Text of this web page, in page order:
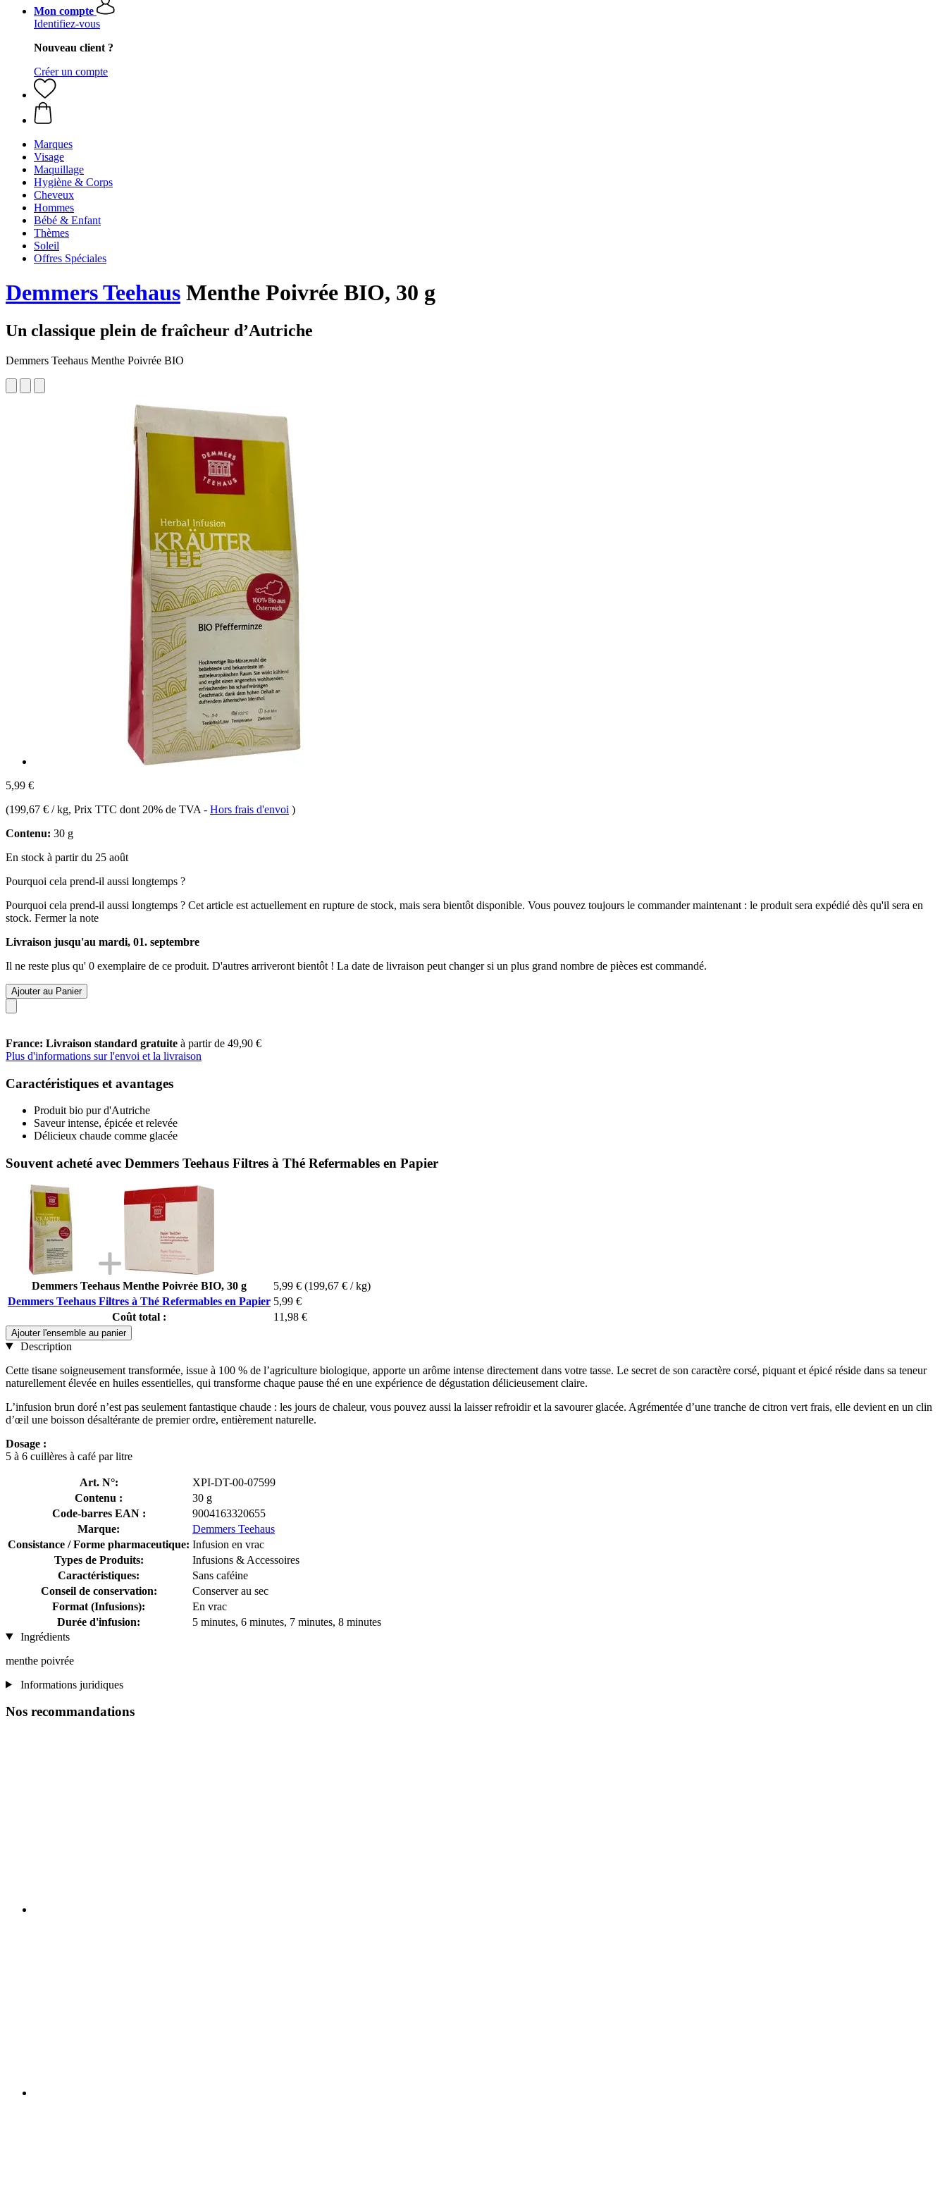
Mon compte
Identifiez-vous
Nouveau client ?
Créer un compte
Marques
Visage
Maquillage
Hygiène & Corps
Cheveux
Hommes
Bébé & Enfant
Thèmes
Soleil
Offres Spéciales
Demmers Teehaus Menthe Poivrée BIO, 30 g
Un classique plein de fraîcheur d’Autriche
Demmers Teehaus Menthe Poivrée BIO
5,99 €
(199,67 € / kg, Prix TTC dont 20% de TVA - Hors frais d'envoi )
Contenu: 30 g
En stock à partir du 25 août
Pourquoi cela prend-il aussi longtemps ?
Pourquoi cela prend-il aussi longtemps ? Cet article est actuellement en rupture de stock, mais sera bientôt disponible. Vous pouvez toujours le commander maintenant : le produit sera expédié dès qu'il sera en
stock. Fermer la note
Livraison jusqu'au mardi, 01. septembre
Il ne reste plus qu' 0 exemplaire de ce produit. D'autres arriveront bientôt ! La date de livraison peut changer si un plus grand nombre de pièces est commandé.
Ajouter au Panier
France: Livraison standard gratuite à partir de 49,90 €
Plus d'informations sur l'envoi et la livraison
Caractéristiques et avantages
Produit bio pur d'Autriche
Saveur intense, épicée et relevée
Délicieux chaude comme glacée
Souvent acheté avec Demmers Teehaus Filtres à Thé Refermables en Papier
Demmers Teehaus Menthe Poivrée BIO, 30 g 5,99 € (199,67 € / kg)
Demmers Teehaus Filtres à Thé Refermables en Papier 5,99 €
Coût total :
11,98 €
Ajouter l'ensemble au panier
Description
Cette tisane soigneusement transformée, issue à 100 % de l’agriculture biologique, apporte un arôme intense directement dans votre tasse. Le secret de son caractère corsé, piquant et épicé réside dans sa teneur
naturellement élevée en huiles essentielles, qui transforme chaque pause thé en une expérience de dégustation délicieusement claire.
L’infusion brun doré n’est pas seulement fantastique chaude : les jours de chaleur, vous pouvez aussi la laisser refroidir et la savourer glacée. Agrémentée d’une tranche de citron vert frais, elle devient en un clin
d’œil une boisson désaltérante de premier ordre, entièrement naturelle.
Dosage :
5 à 6 cuillères à café par litre
Art. N°:
XPI-DT-00-07599
Contenu :
30 g
Code-barres EAN :
9004163320655
Marque:
Demmers Teehaus
Consistance / Forme pharmaceutique: Infusion en vrac
Types de Produits:
Infusions & Accessoires
Caractéristiques:
Sans caféine
Conseil de conservation:
Conserver au sec
Format (Infusions):
En vrac
Durée d'infusion:
5 minutes, 6 minutes, 7 minutes, 8 minutes
Ingrédients
menthe poivrée
Informations juridiques
Nos recommandations